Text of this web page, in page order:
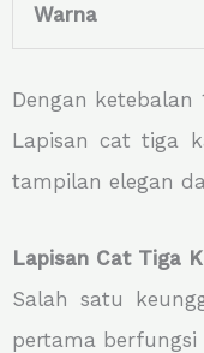
Warna
Dengan
Lapisan cat tiga
tampilan elegan
Lapisan Cat Tiga
Salah satu
pertama